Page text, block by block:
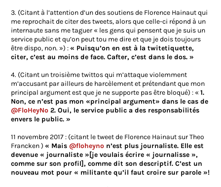
3. (Citant à l’attention d’un des soutiens de Florence Hainaut qui
me reprochait de citer des tweets, alors que celle-ci répond à un
internaute sans me taguer « les gens qui pensent que je suis un
service public et qu’on peut tou me dire et que je dois toujours
être dispo, non. ») :« Puisqu’on en est à la twitetiquette,
citer, c’est au moins de face. Cafter, c’est dans le dos. »
4. (Citant un troisième twittos qui m’attaque violemment
m’accusant par ailleurs de harcèlement et prétendant que mon
principal argument est que je ne supporte pas être bloqué) : «1.
Non, ce n’est pas mon «principal argument» dans le cas de
@FloHeyNo 2. Oui, le service public a des responsabilités
envers le public. »
11 novembre 2017 : (citant le tweet de Florence Hainaut sur Theo
Francken )« Mais @floheyno n’est plus journaliste. Elle est
devenue « journaliste »[je voulais écrire « journalisse »,
comme sur son profil], comme dit son descriptif. C’est un
nouveau mot pour « militante qu’il faut croire sur parole »!